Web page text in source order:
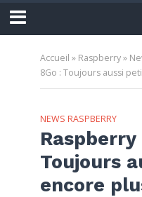
Accueil » Raspberry»
8Go : Toujours aussi
NEWS RASPBERRY
Raspberry
Toujours
encore